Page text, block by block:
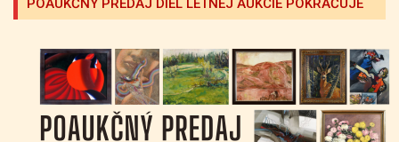
POAUKČNÝ PREDAJ DIEL LETNEJ AUKCIE POKRAČUJE